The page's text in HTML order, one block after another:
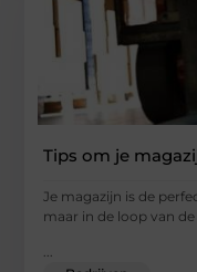
Tips om je
Je magazijn is de
maar in de loop van de
...